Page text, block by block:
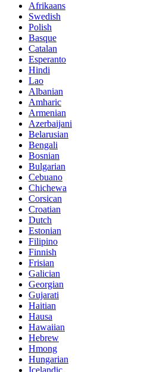
Afrikaans
Swedish
Polish
Basque
Catalan
Esperanto
Hindi
Lao
Albanian
Amharic
Armenian
Azerbaijani
Belarusian
Bengali
Bosnian
Bulgarian
Cebuano
Chichewa
Corsican
Croatian
Dutch
Estonian
Filipino
Finnish
Frisian
Galician
Georgian
Gujarati
Haitian
Hausa
Hawaiian
Hebrew
Hmong
Hungarian
Icelandic